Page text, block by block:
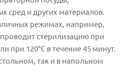
сред и других материалов.
режимах, например,
стерилизацию при
при 120°C в течение 45 минут.
так и в напольном